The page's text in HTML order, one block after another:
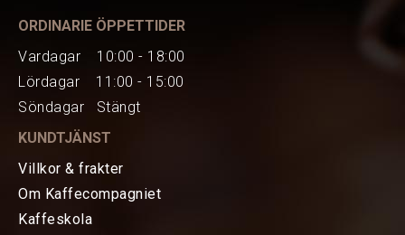
ORDINARIE ÖPPETTIDER
Vardagar 10:00 - 18:00
Lördagar 11:00 - 15:00
Söndagar Stängt
KUNDTJÄNST
Villkor & frakter
Om Kaffecompagniet
Kaffeskola